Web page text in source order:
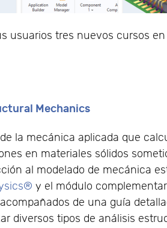
usuarios tres nuevos cursos en
Mechanics
la mecánica aplicada que
en materiales sólidos
al modelado de mecánica
y el módulo
de una guía
diversos tipos de análisis